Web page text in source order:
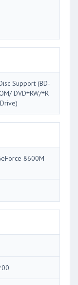
Support (BD-
DVD±RW/±R
8600M